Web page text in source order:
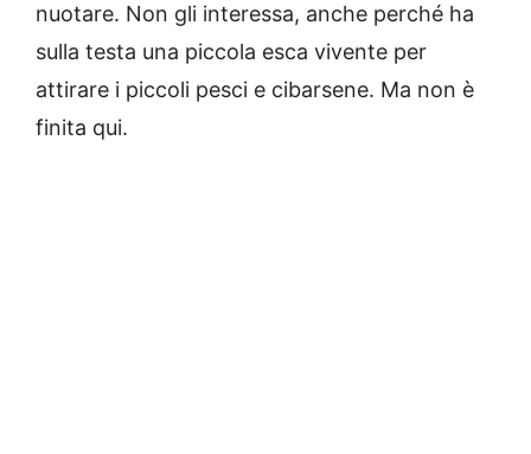
nuotare. Non gli interessa, anche perché ha
sulla testa una piccola esca vivente per
attirare i piccoli pesci e cibarsene. Ma non è
finita qui.